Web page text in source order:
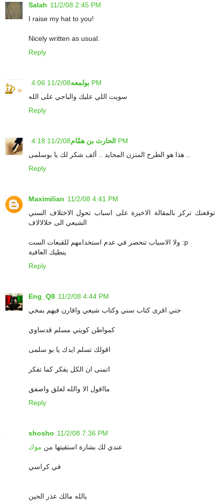
Salah 11/2/08 2:45 PM
I raise my hat to you!
Nicely written as usual.
Reply
بولمعه 11/2/08 4:06 PM
سويت اللي عليك والباجي على الله
Reply
الحارث بن همّام 11/2/08 4:18 PM
Reply
Maximilian 11/2/08 4:41 PM
توقعتك تركز بالمقالة الاخيرة على اسباب تحول الاختلاف السني
الشيعي الى خلالالاف
ولا الاسباب تنحصر في عدم استخدامهم للقبعات الست :p
ينطيك العافية
Reply
Eng_Q8 11/2/08 4:44 PM
جني اقرى كتاب سني وكتاب شيعي واقارن فيهم بمخي
كمواطن كويتي مسلم قدساوي
اقولك تسلم ايدك يا بو سلمى
اتمنى ان الكل يفكر كما تفكر
مااقول الا والله لعلق واصفق
Reply
shosho 11/2/08 7:36 PM
عندي لك بشارة استقيتها من موك
في كراسي
يالله مالك عذر الحين